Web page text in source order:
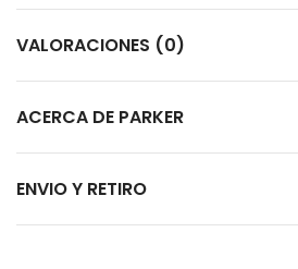
VALORACIONES (0)
ACERCA DE PARKER
ENVIO Y RETIRO